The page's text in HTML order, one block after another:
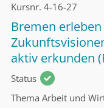
Kursnr. 4-16-27
Bremen
aktiv erkunden
Status
Thema Arbeit und